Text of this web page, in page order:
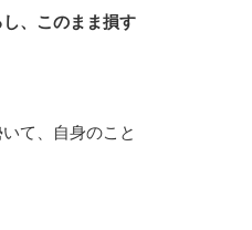
、このまま損す
て、自身のこと